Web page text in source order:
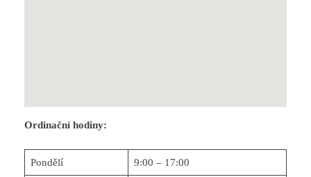
Ordinační hodiny:
Pondělí 9:00 – 17:00